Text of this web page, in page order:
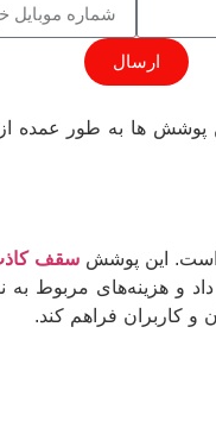
ارسال
ها به طور عمده از
است. این پوشش سقف
و هزینه‌های مربوط
کاربران فراهم کند.